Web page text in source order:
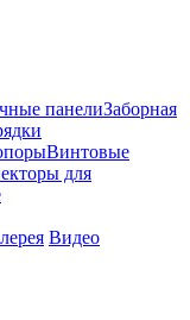
панелиЗаборная
Винтовые
для
Видео